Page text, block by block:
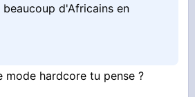
beaucoup d'Africains en
mode hardcore tu pense ?